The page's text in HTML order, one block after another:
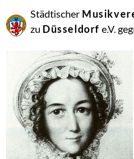
Städtischer
zu Düsseldorf e.V.
September
2014
Manfred Hill